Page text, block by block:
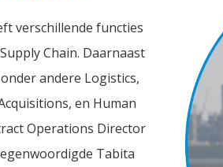
verschillende functies
Chain. Daarnaast
andere Logistics,
en Human
Operations Director
Tabita